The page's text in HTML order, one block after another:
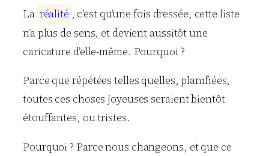
La réalité , c’est qu’une fois dressée, cette liste
n’a plus de sens, et devient aussitôt une
caricature d’elle-même. Pourquoi ?
Parce que répétées telles quelles, planifiées,
toutes ces choses joyeuses seraient bientôt
étouffantes, ou tristes.
Pourquoi ? Parce nous changeons, et que ce